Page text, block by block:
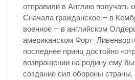
отправили в Англию получать
Сначала гражданское – в
военное – в английском
американском Форт-
последнее принц достойно
возвращении на родину ему
создание сил обороны страны.